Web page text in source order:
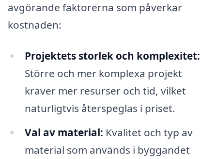
avgörande faktorerna som påverkar
kostnaden:
Projektets storlek och komplexitet:
Större och mer komplexa projekt
kräver mer resurser och tid, vilket
naturligtvis återspeglas i priset.
Val av material: Kvalitet och typ av
material som används i byggandet